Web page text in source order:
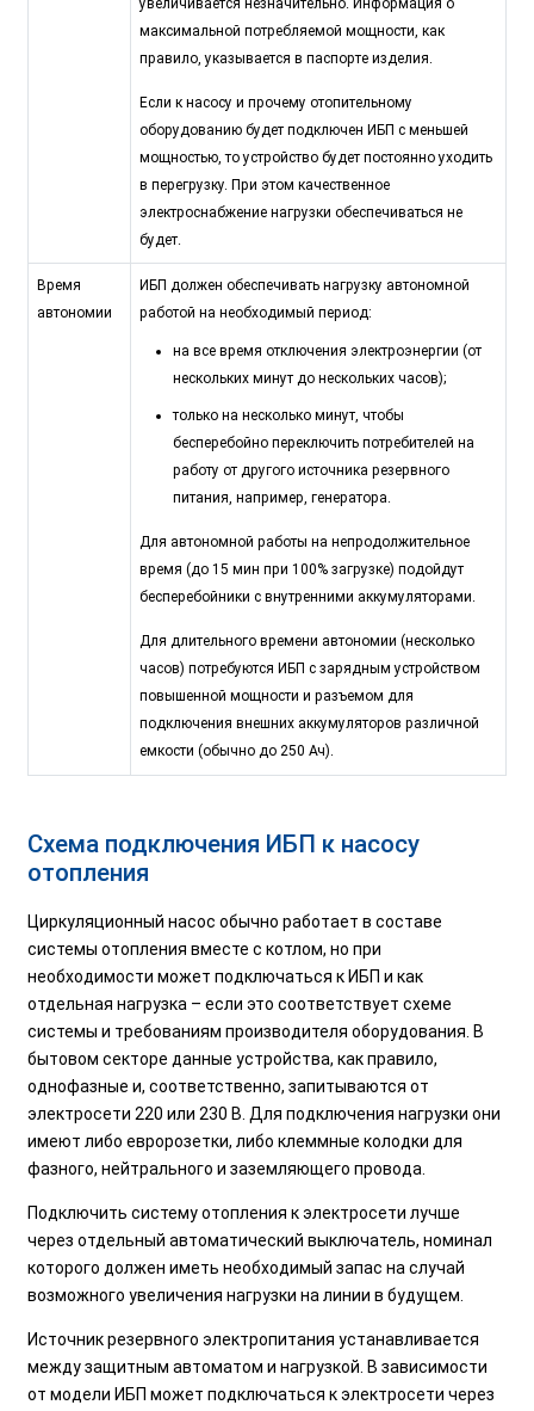
увеличивается незначительно. Информация о
максимальной потребляемой мощности, как
правило, указывается в паспорте изделия.
Если к насосу и прочему отопительному
оборудованию будет подключен ИБП с меньшей
мощностью, то устройство будет постоянно уходить
в перегрузку. При этом качественное
электроснабжение нагрузки обеспечиваться не
будет.
Время
автономии
ИБП должен обеспечивать нагрузку автономной
работой на необходимый период:
на все время отключения электроэнергии (от
нескольких минут до нескольких часов);
только на несколько минут, чтобы
бесперебойно переключить потребителей на
работу от другого источника резервного
питания, например, генератора.
Для автономной работы на непродолжительное
время (до 15 мин при 100% загрузке) подойдут
бесперебойники с внутренними аккумуляторами.
Для длительного времени автономии (несколько
часов) потребуются ИБП с зарядным устройством
повышенной мощности и разъемом для
подключения внешних аккумуляторов различной
емкости (обычно до 250 Ач).
Схема подключения ИБП к насосу
отопления
Циркуляционный насос обычно работает в составе
системы отопления вместе с котлом, но при
необходимости может подключаться к ИБП и как
отдельная нагрузка – если это соответствует схеме
системы и требованиям производителя оборудования. В
бытовом секторе данные устройства, как правило,
однофазные и, соответственно, запитываются от
электросети 220 или 230 В. Для подключения нагрузки они
имеют либо евророзетки, либо клеммные колодки для
фазного, нейтрального и заземляющего провода.
Подключить систему отопления к электросети лучше
через отдельный автоматический выключатель, номинал
которого должен иметь необходимый запас на случай
возможного увеличения нагрузки на линии в будущем.
Источник резервного электропитания устанавливается
между защитным автоматом и нагрузкой. В зависимости
от модели ИБП может подключаться к электросети через